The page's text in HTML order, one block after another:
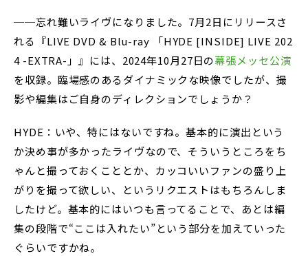
──忘れ難いライヴになりました。7月2日にリリースさ
れる『LIVE DVD & Blu-ray 「HYDE [INSIDE] LIVE 202
4 -EXTRA-」』には、2024年10月27日の幕張メッセ公演
を収録。臨場感のあるダイナミックな映像でしたが、撮
影や編集はご自身のディレクションでしょうか？
HYDE：いや、特にはないですね。基本的に演出という
か決め事が多かったライヴなので、そういうところをち
ゃんと撮っておくこととか、カッコいいファンの盛り上
がりを撮って欲しい、というリクエストはもちろんしま
したけど。基本的にはいつも言ってることで、あとは編
集の段階で“ここは入れたい”という部分を加えていった
ぐらいですかね。